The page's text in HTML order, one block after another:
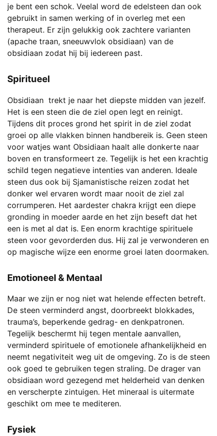
je bent een schok. Veelal word de edelsteen dan ook
gebruikt in samen werking of in overleg met een
therapeut. Er zijn gelukkig ook zachtere varianten
(apache traan, sneeuwvlok obsidiaan) van de
obsidiaan zodat hij bij iedereen past.
Spiritueel
Obsidiaan trekt je naar het diepste midden van jezelf.
Het is een steen die de ziel open legt en reinigt.
Tijdens dit proces grond het spirit in de ziel zodat
groei op alle vlakken binnen handbereik is. Geen steen
voor watjes want Obsidiaan haalt alle donkerte naar
boven en transformeert ze. Tegelijk is het een krachtig
schild tegen negatieve intenties van anderen. Ideale
steen dus ook bij Sjamanistische reizen zodat het
donker wel ervaren wordt maar nooit de ziel zal
corrumperen. Het aardester chakra krijgt een diepe
gronding in moeder aarde en het zijn beseft dat het
een is met al dat is. Een enorm krachtige spirituele
steen voor gevorderden dus. Hij zal je verwonderen en
op magische wijze een enorme groei laten doormaken.
Emotioneel & Mentaal
Maar we zijn er nog niet wat helende effecten betreft.
De steen verminderd angst, doorbreekt blokkades,
trauma’s, beperkende gedrag- en denkpatronen.
Tegelijk beschermt hij tegen mentale aanvallen,
verminderd spirituele of emotionele afhankelijkheid en
neemt negativiteit weg uit de omgeving. Zo is de steen
ook goed te gebruiken tegen straling. De drager van
obsidiaan word gezegend met helderheid van denken
en verscherpte zintuigen. Het mineraal is uitermate
geschikt om mee te mediteren.
Fysiek